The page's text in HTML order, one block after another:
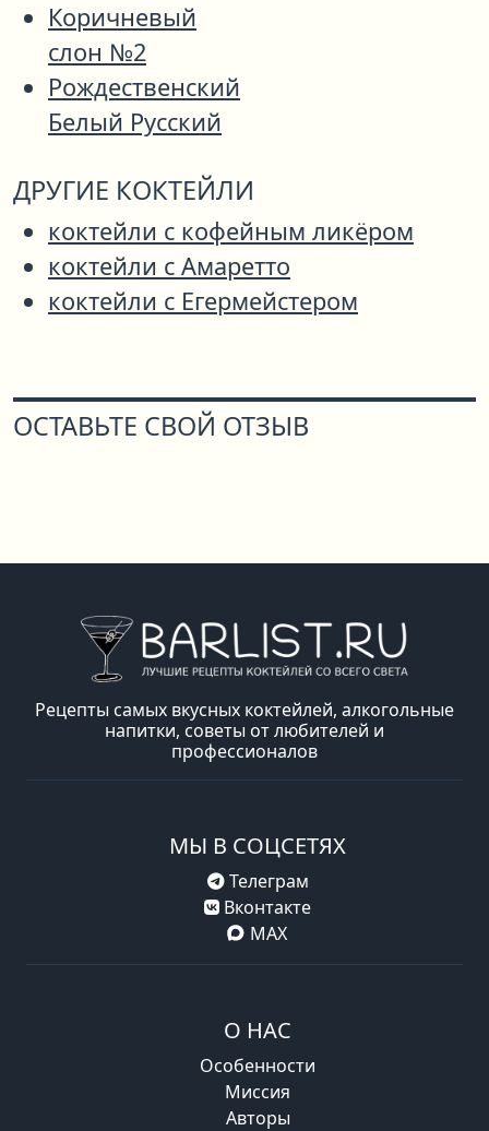
Коричневый
слон №2
Рождественский
Белый Русский
ДРУГИЕ КОКТЕЙЛИ
коктейли с кофейным ликёром
коктейли с Амаретто
коктейли с Егермейстером
ОСТАВЬТЕ СВОЙ ОТЗЫВ
Рецепты самых вкусных коктейлей, алкогольные
напитки, советы от любителей и
профессионалов
МЫ В СОЦСЕТЯХ
Телеграм
Вконтакте
MAX
О НАС
Особенности
Миссия
Авторы